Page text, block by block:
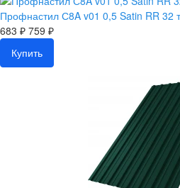
Профнастил С8A v01 0,5 Satin RR 32
683 ₽ 759 ₽
Купить